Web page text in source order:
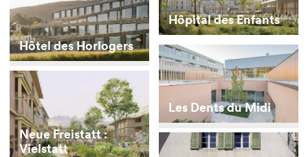
Hôpital des Enfants
Hôtel des Horlogers
Les Dents du Midi
Neue Freistatt :
Vielstatt